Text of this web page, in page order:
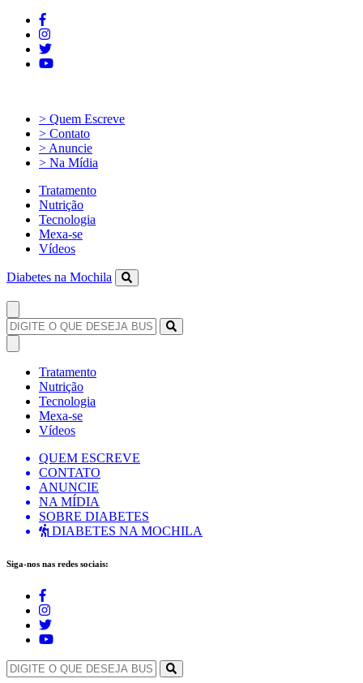
> Quem Escreve
> Contato
> Anuncie
> Na Mídia
Tratamento
Nutrição
Tecnologia
Mexa-se
Vídeos
Diabetes na Mochila
Tratamento
Nutrição
Tecnologia
Mexa-se
Vídeos
QUEM ESCREVE
CONTATO
ANUNCIE
NA MÍDIA
SOBRE DIABETES
DIABETES NA MOCHILA
Siga-nos nas redes sociais: